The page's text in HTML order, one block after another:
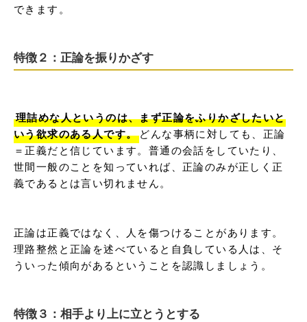
できます。
特徴２：正論を振りかざす
理詰めな人というのは、まず正論をふりかざしたいと
いう欲求のある人です。 どんな事柄に対しても、正論
＝正義だと信じています。普通の会話をしていたり、
世間一般のことを知っていれば、正論のみが正しく正
義であるとは言い切れません。
正論は正義ではなく、人を傷つけることがあります。
理路整然と正論を述べていると自負している人は、そ
ういった傾向があるということを認識しましょう。
特徴３：相手より上に立とうとする